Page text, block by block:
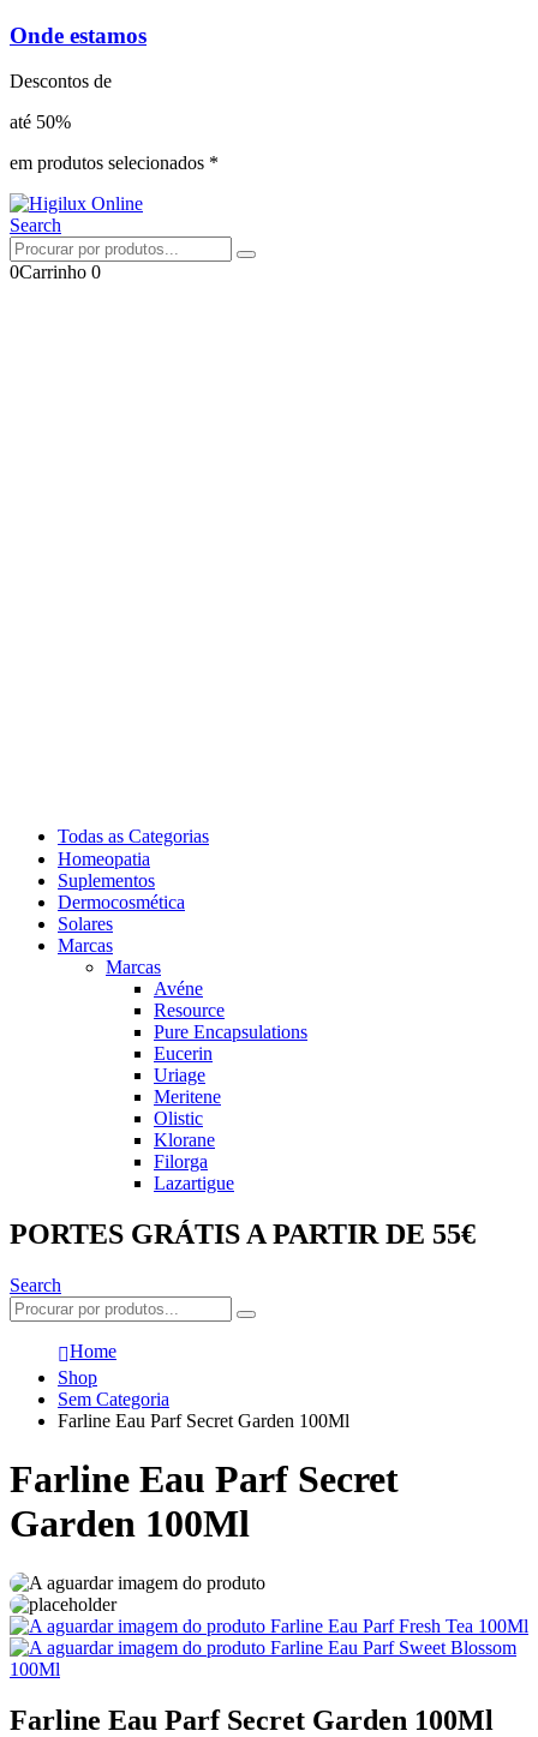
Onde estamos
Descontos de
até 50%
em produtos selecionados *
Search
0Carrinho 0
Todas as Categorias
Homeopatia
Suplementos
Dermocosmética
Solares
Marcas
Marcas
Avéne
Resource
Pure Encapsulations
Eucerin
Uriage
Meritene
Olistic
Klorane
Filorga
Lazartigue
PORTES GRÁTIS A PARTIR DE 55€
Search
Home
Shop
Sem Categoria
Farline Eau Parf Secret Garden 100Ml
Farline Eau Parf Secret
Garden 100Ml
Farline Eau Parf Fresh Tea 100Ml
Farline Eau Parf Sweet Blossom
100Ml
Farline Eau Parf Secret Garden 100Ml